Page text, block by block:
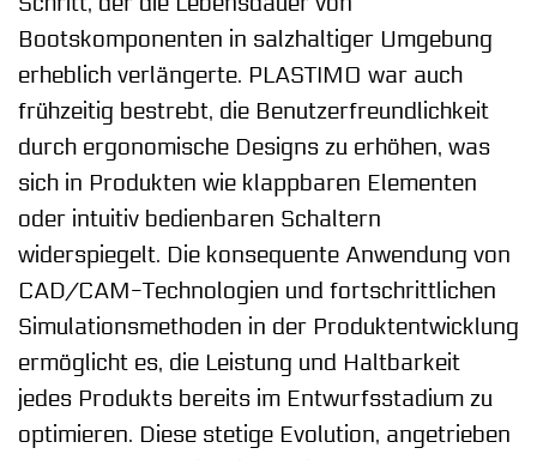
Bootskomponenten in salzhaltiger Umgebung
erheblich verlängerte. PLASTIMO war auch
frühzeitig bestrebt, die Benutzerfreundlichkeit
durch ergonomische Designs zu erhöhen, was
sich in Produkten wie klappbaren Elementen
oder intuitiv bedienbaren Schaltern
widerspiegelt. Die konsequente Anwendung von
CAD/CAM-Technologien und fortschrittlichen
Simulationsmethoden in der Produktentwicklung
ermöglicht es, die Leistung und Haltbarkeit
jedes Produkts bereits im Entwurfsstadium zu
optimieren. Diese stetige Evolution, angetrieben